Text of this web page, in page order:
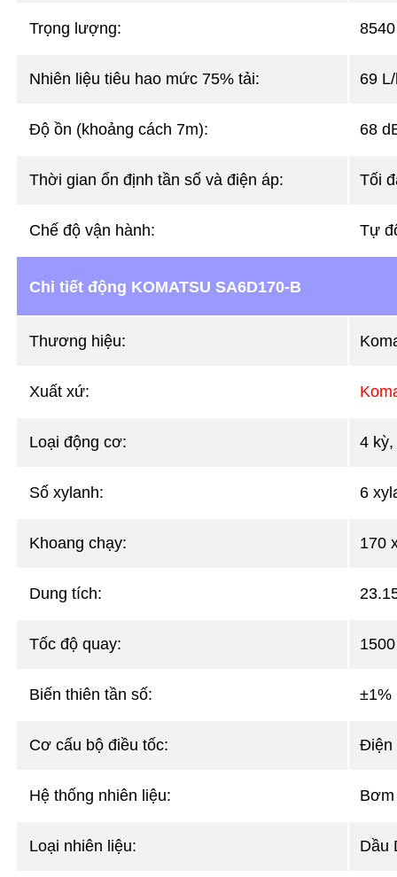
Trọng lượng:
Nhiên liệu tiêu hao mức 75% tải: 69
Độ ồn (khoảng cách 7m): 68
Thời gian ổn định tần số và điện áp: Tối
Chế độ vận hành: Tự
Chi tiết động KOMATSU SA6D170-B
Thương hiệu:
Xuất xứ:
Loại động cơ: 4
Số xylanh: 6
Khoang chạy: 170
Dung tích:
Tốc độ quay:
Biến thiên tần số: ±1%
Cơ cấu bộ điều tốc: Điện
Hệ thống nhiên liệu:
Loại nhiên liệu: Dầu